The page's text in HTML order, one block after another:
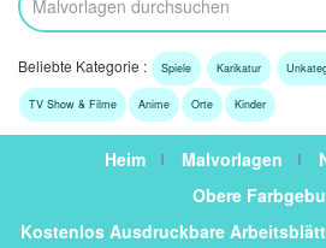
Beliebte Kategorie : Spiele Karikatur
TV Show & Filme Anime Orte Kinder
Heim Malvorlagen
Obere
Kostenlos Ausdruckbare